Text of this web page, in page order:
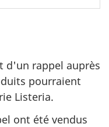
d'un rappel auprès
pourraient
Listeria.
ont été vendus